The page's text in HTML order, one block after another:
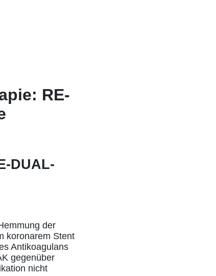
RE-
DUAL-
der
koronarem Stent
Antikoagulans
gegenüber
nicht